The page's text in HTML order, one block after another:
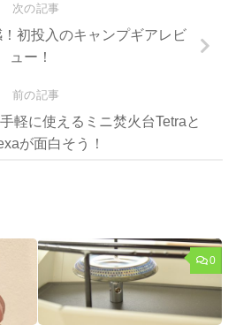
次の記事
初投入のキャンプギアレビ
ュー！
前の記事
軽に使えるミニ焚火台Tetraと
が面白そう！
0